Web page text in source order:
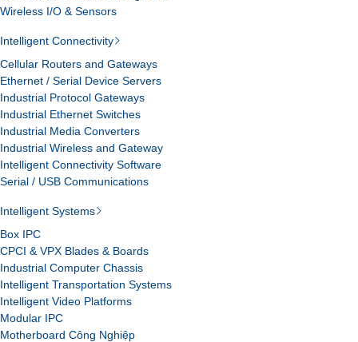
Wireless I/O & Sensors
Intelligent Connectivity
Cellular Routers and Gateways
Ethernet / Serial Device Servers
Industrial Protocol Gateways
Industrial Ethernet Switches
Industrial Media Converters
Industrial Wireless and Gateway
Intelligent Connectivity Software
Serial / USB Communications
Intelligent Systems
Box IPC
CPCI & VPX Blades & Boards
Industrial Computer Chassis
Intelligent Transportation Systems
Intelligent Video Platforms
Modular IPC
Motherboard Công Nghiệp